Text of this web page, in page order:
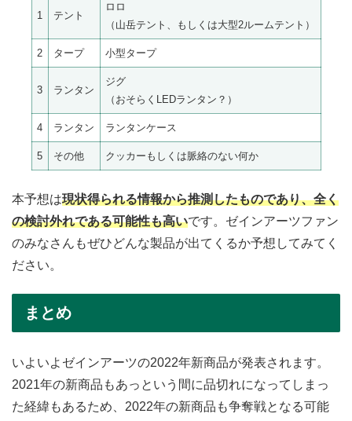
1 テント
ロロ
（山岳テント、もしくは大型2ルームテント）
2 タープ 小型タープ
3 ランタン
ジグ
（おそらくLEDランタン？）
4 ランタン ランタンケース
5 その他 クッカーもしくは脈絡のない何か
本予想は現状得られる情報から推測したものであり、全く
の検討外れである可能性も高いです。ゼインアーツファン
のみなさんもぜひどんな製品が出てくるか予想してみてく
ださい。
まとめ
いよいよゼインアーツの2022年新商品が発表されます。
2021年の新商品もあっという間に品切れになってしまっ
た経緯もあるため、2022年の新商品も争奪戦となる可能